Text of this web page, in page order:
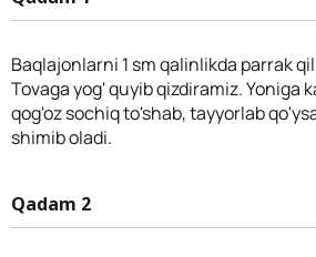
Baqlajonlarni 1 sm qalinlikda parrak
Tovaga yog' quyib qizdiramiz. Yoniga
qog'oz sochiq to'shab, tayyorlab
shimib oladi.
Qadam 2